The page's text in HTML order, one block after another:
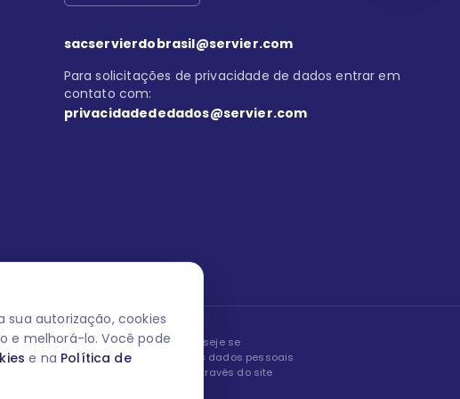
sua autorização, cookies
e melhorá-lo. Você pode
e na Política de
sacservierdobrasil@servier.com
Para solicitações de privacidade de dados entrar em
contato com:
privacidadededados@servier.com
respeita os seus dados! Caso deseje se
e apagar, editar ou corrigir os seus dados pessoais
momento entrando em contato através do site